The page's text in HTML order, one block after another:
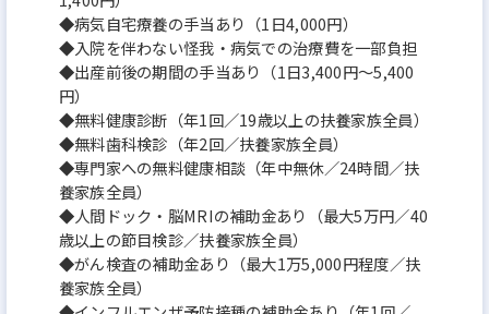
◆病気自宅療養の手当あり（1日4,000円）
◆入院を伴わない怪我・病気での治療費を一部負担
◆出産前後の期間の手当あり（1日3,400円～5,400
円）
◆無料健康診断（年1回／19歳以上の扶養家族全員）
◆無料歯科検診（年2回／扶養家族全員）
◆専門家への無料健康相談（年中無休／24時間／扶
養家族全員）
◆人間ドック・脳MRIの補助金あり（最大5万円／40
歳以上の節目検診／扶養家族全員）
◆がん検査の補助金あり（最大1万5,000円程度／扶
養家族全員）